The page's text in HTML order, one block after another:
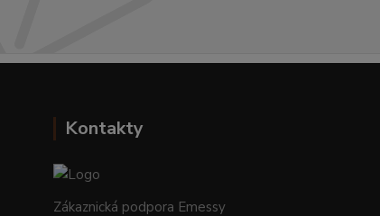
Kontakty
Zákaznická podpora Emessy